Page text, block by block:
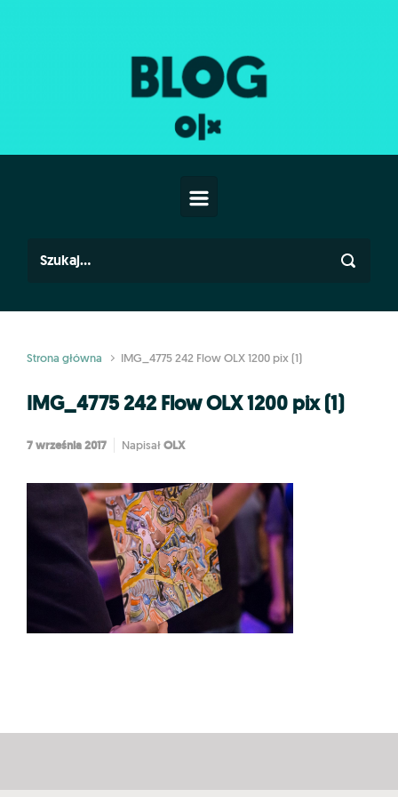
Strona główna IMG_4775 242 Flow OLX 1200 pix (1)
IMG_4775 242 Flow OLX 1200 pix (1)
7 września 2017 Napisał OLX